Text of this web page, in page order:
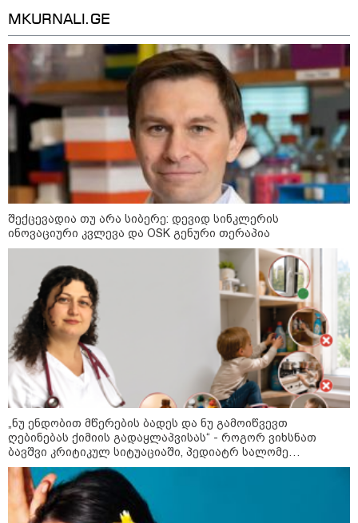
კატეგორიები
8
აგვისტო
დღის ზოგადი
ასტროლოგიური
პროგნოზი
8 აგვისტო ახალ შთაგონებასა და ემოციურ სიახლოვეს
მოიტანს. გაიზრდება ინტერესი შემოქმედებითი საქმიანობისა
და კულტურული ღონისძიებების მიმართ. საღამო
განსაკუთრებით ხელსაყრელია საყვარელ ადამიანებთან
დროის გასატარებლად და თბილი, გულახდილი
საუბრებისთვის.
აგვისტო აგარაკზე: ეს 5 საქმე
უნდა მოასწროთ შემოდგომის
დადგომამდე
MKURNALI.GE
შექცევადია თუ არა სიბერე: დევიდ სინკლერის
ინოვაციური კვლევა და OSK გენური თერაპია
„ნუ ენდობით მწერების ბადეს და ნუ გამოიწვევთ
ღებინებას ქიმიის გადაყლაპვისას“ - როგორ ვიხსნათ
ბავშვი კრიტიკულ სიტუაციაში, პედიატრ სალომე
ახვლედიანის რჩევები